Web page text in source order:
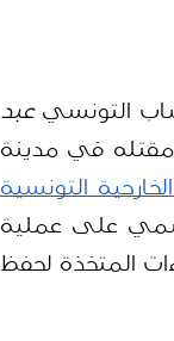
التونسي
الخارجية التونسية